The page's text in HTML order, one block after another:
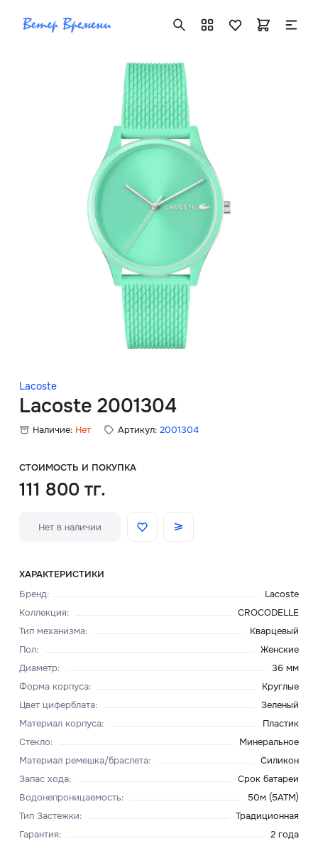
Lacoste
Lacoste 2001304
Наличие: Нет Артикул: 2001304
СТОИМОСТЬ И ПОКУПКА
111 800 тг.
Нет в наличии
ХАРАКТЕРИСТИКИ
Бренд:
Lacoste
Коллекция:
CROCODELLE
Тип механизма:
Кварцевый
Пол:
Женские
Диаметр:
36 мм
Форма корпуса:
Круглые
Цвет циферблата:
Зеленый
Материал корпуса:
Пластик
Стекло:
Минеральное
Материал ремешка/браслета:
Силикон
Запас хода:
Срок батареи
Водонепроницаемость:
50м (5ATM)
Тип Застежки:
Традиционная
Гарантия: 2 года
+7 ( 705 ) 181-42-50
info@vetervremeni.kz
Авторизация
Каталог
Мужские часы
Женские часы
Скидки
Главная
О нас